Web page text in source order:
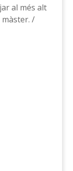
al més alt
/